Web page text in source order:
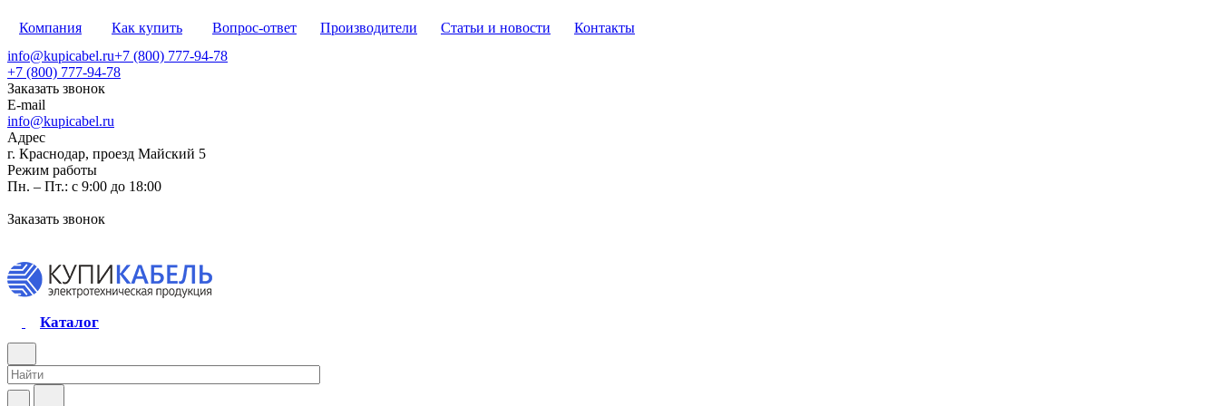
Компания Как купить Вопрос-ответ Производители Статьи и новости
Контакты
info@kupicabel.ru+7 (800) 777-94-78
+7 (800) 777-94-78
Заказать звонок
E-mail
info@kupicabel.ru
Адрес
г. Краснодар, проезд Майский 5
Режим работы
Пн. – Пт.: с 9:00 до 18:00
Заказать звонок
Каталог